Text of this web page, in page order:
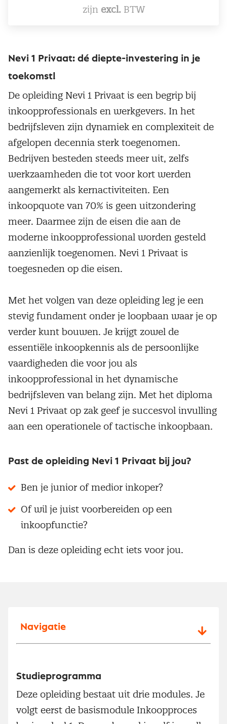
zijn excl. BTW
Nevi 1 Privaat: dé diepte-investering in je
toekomst!
De opleiding Nevi 1 Privaat is een begrip bij
inkoopprofessionals en werkgevers. In het
bedrijfsleven zijn dynamiek en complexiteit de
afgelopen decennia sterk toegenomen.
Bedrijven besteden steeds meer uit, zelfs
werkzaamheden die tot voor kort werden
aangemerkt als kernactiviteiten. Een
inkoopquote van 70% is geen uitzondering
meer. Daarmee zijn de eisen die aan de
moderne inkoopprofessional worden gesteld
aanzienlijk toegenomen. Nevi 1 Privaat is
toegesneden op die eisen.
Met het volgen van deze opleiding leg je een
stevig fundament onder je loopbaan waar je op
verder kunt bouwen. Je krijgt zowel de
essentiële inkoopkennis als de persoonlijke
vaardigheden die voor jou als
inkoopprofessional in het dynamische
bedrijfsleven van belang zijn. Met het diploma
Nevi 1 Privaat op zak geef je succesvol invulling
aan een operationele of tactische inkoopbaan.
Past de opleiding Nevi 1 Privaat bij jou?
Ben je junior of medior inkoper?
Of wil je juist voorbereiden op een
inkoopfunctie?
Dan is deze opleiding echt iets voor jou.
Navigatie
Studieprogramma
Deze opleiding bestaat uit drie modules. Je
volgt eerst de basismodule Inkoopproces